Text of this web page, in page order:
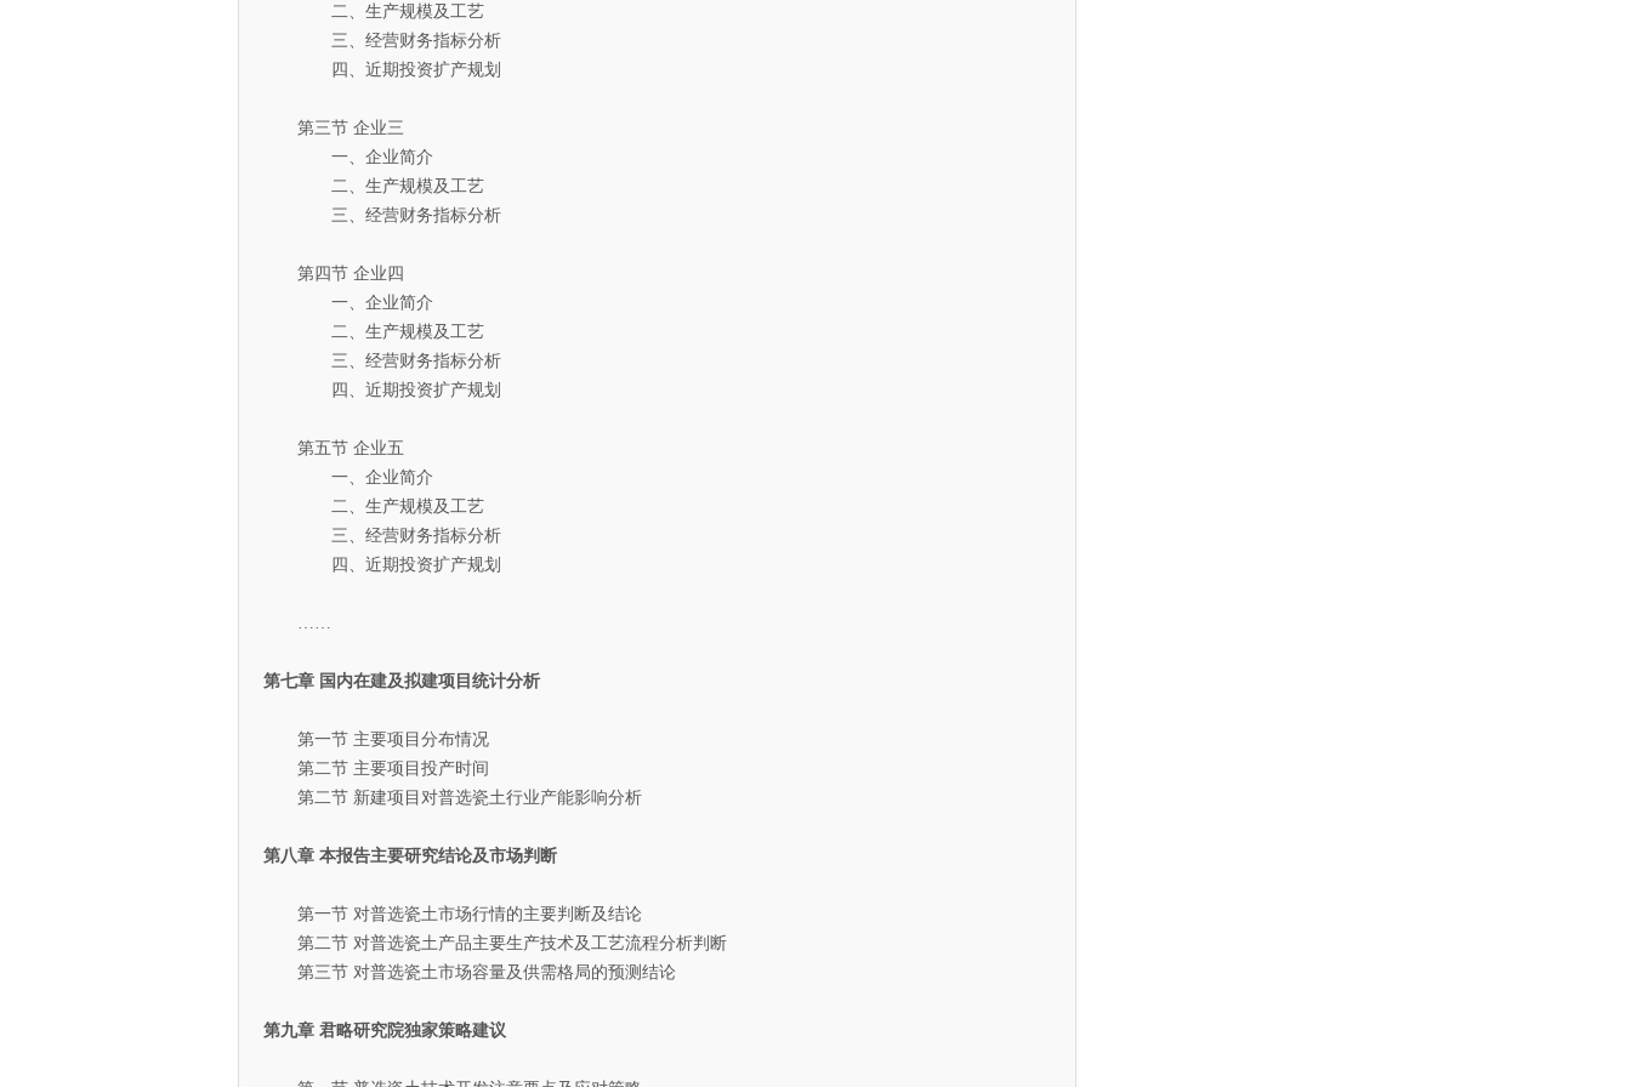
二、生产规模及工艺
三、经营财务指标分析
四、近期投资扩产规划
第三节 企业三
一、企业简介
二、生产规模及工艺
三、经营财务指标分析
第四节 企业四
一、企业简介
二、生产规模及工艺
三、经营财务指标分析
四、近期投资扩产规划
第五节 企业五
一、企业简介
二、生产规模及工艺
三、经营财务指标分析
四、近期投资扩产规划
……
第七章 国内在建及拟建项目统计分析
第一节 主要项目分布情况
第二节 主要项目投产时间
第二节 新建项目对普选瓷土行业产能影响分析
第八章 本报告主要研究结论及市场判断
第一节 对普选瓷土市场行情的主要判断及结论
第二节 对普选瓷土产品主要生产技术及工艺流程分析判断
第三节 对普选瓷土市场容量及供需格局的预测结论
第九章 君略研究院独家策略建议